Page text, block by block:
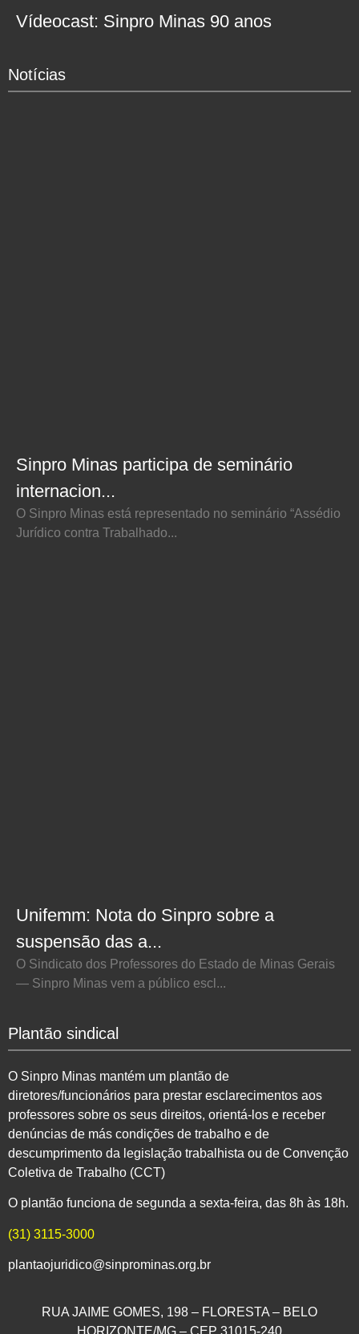
Vídeocast: Sinpro Minas 90 anos
Notícias
Sinpro Minas participa de seminário
internacion...
O Sinpro Minas está representado no seminário “Assédio
Jurídico contra Trabalhado...
Unifemm: Nota do Sinpro sobre a
suspensão das a...
O Sindicato dos Professores do Estado de Minas Gerais
— Sinpro Minas vem a público escl...
Plantão sindical
O Sinpro Minas mantém um plantão de
diretores/funcionários para prestar esclarecimentos aos
professores sobre os seus direitos, orientá-los e receber
denúncias de más condições de trabalho e de
descumprimento da legislação trabalhista ou de Convenção
Coletiva de Trabalho (CCT)
O plantão funciona de segunda a sexta-feira, das 8h às 18h.
(31) 3115-3000
plantaojuridico@sinprominas.org.br
RUA JAIME GOMES, 198 – FLORESTA – BELO
HORIZONTE/MG – CEP 31015-240